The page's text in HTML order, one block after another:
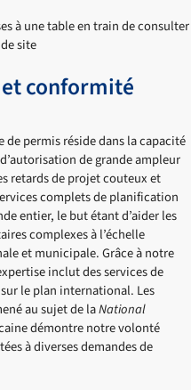
conformité
de permis réside dans la capacité
de grande ampleur
retards de projet couteux et
complets de planification
entier, le but étant d’aider les
complexes à l’échelle
et municipale. Grâce à notre
inclut des services de
le plan international. Les
au sujet de laNational
démontre notre volonté
à diverses demandes de